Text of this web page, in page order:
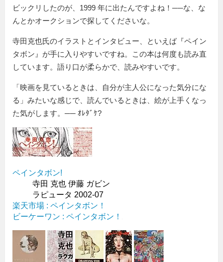
ビックリしたのが、1999 年に出たんですよね！──な、な
んとかオークションで探してくださいな。
寺田克也氏のイラストとインタビュー、といえば『ペイン
タボン』が手に入りやすいですね。この本は何度も読み直
しています。語り口が柔らかで、読みやすいです。
「映画を見ているときは、自分が主人公になった気分にな
る」みたいな感じで、読んでいるときは、絵が上手くなっ
た気がします。── ｵﾚﾀﾞｹ?
ペインタボン!
寺田 克也 伊藤 ガビン
ラピュータ 2002-07
楽天市場 : ペインタボン！
ビーケーワン : ペインタボン！